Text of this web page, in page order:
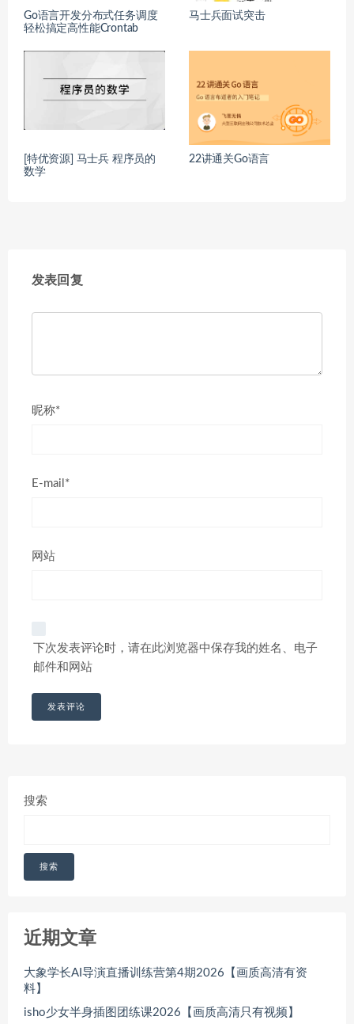
Go语言开发分布式任务调度
轻松搞定高性能Crontab
马士兵面试突击
[特优资源] 马士兵 程序员的
数学
22讲通关Go语言
发表回复
昵称*
E-mail*
网站
下次发表评论时，请在此浏览器中保存我的姓名、电子
邮件和网站
搜索
搜索
近期文章
大象学长AI导演直播训练营第4期2026【画质高清有资
料】
isho少女半身插图团练课2026【画质高清只有视频】